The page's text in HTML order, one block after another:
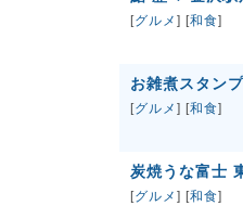
[グルメ ] [和食]
お雑煮スタン
[グルメ ] [和食]
炭焼うな富士
[グルメ ] [和食]